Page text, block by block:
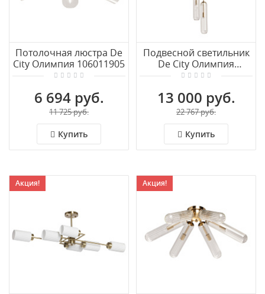
Потолочная люстра De
City Олимпия 106011905
6 694 руб.
11 725 руб.
Купить
Подвесной светильник
De City Олимпия
106011703
13 000 руб.
22 767 руб.
Купить
Акция! Акция!